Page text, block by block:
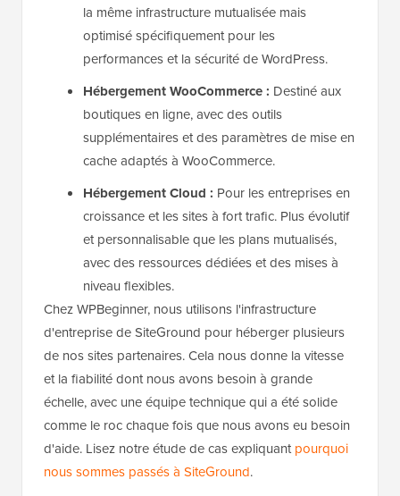
la même infrastructure mutualisée mais
optimisé spécifiquement pour les
performances et la sécurité de WordPress.
Hébergement WooCommerce : Destiné aux
boutiques en ligne, avec des outils
supplémentaires et des paramètres de mise en
cache adaptés à WooCommerce.
Hébergement Cloud : Pour les entreprises en
croissance et les sites à fort trafic. Plus évolutif
et personnalisable que les plans mutualisés,
avec des ressources dédiées et des mises à
niveau flexibles.
Chez WPBeginner, nous utilisons l'infrastructure
d'entreprise de SiteGround pour héberger plusieurs
de nos sites partenaires. Cela nous donne la vitesse
et la fiabilité dont nous avons besoin à grande
échelle, avec une équipe technique qui a été solide
comme le roc chaque fois que nous avons eu besoin
d'aide. Lisez notre étude de cas expliquantpourquoi
nous sommes passés à SiteGround.